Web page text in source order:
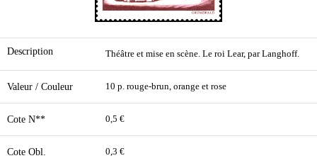
Description Théâtre et mise en scène. Le roi Lear, par Langhoff.
Valeur / Couleur 10 p. rouge-brun, orange et rose
Cote N** 0,5 €
Cote Obl. 0,3 €